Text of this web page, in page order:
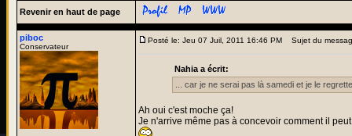
Revenir en haut de page
piboc
Conservateur
Posté le: Jeu 07 Juil, 2011 16:46 PM Sujet du
Nahia a écrit:
... car je ne serai pas là samedi et je le
Ah oui c'est moche ça!
Je n'arrive même pas à concevoir comment il